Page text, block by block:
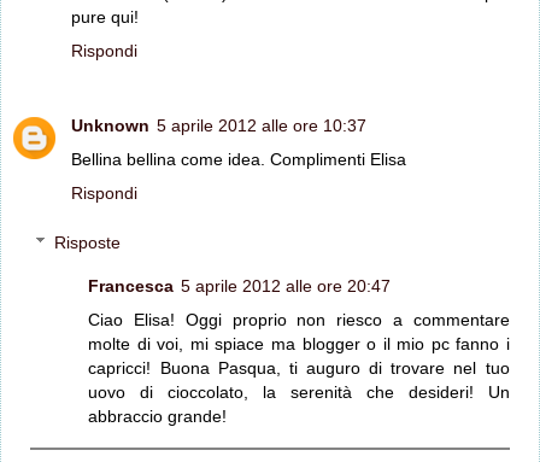
pure qui!
Rispondi
Unknown 5 aprile 2012 alle ore 10:37
Bellina bellina come idea. Complimenti Elisa
Rispondi
Risposte
Francesca 5 aprile 2012 alle ore 20:47
Ciao Elisa! Oggi proprio non riesco a commentare
molte di voi, mi spiace ma blogger o il mio pc fanno i
capricci! Buona Pasqua, ti auguro di trovare nel tuo
uovo di cioccolato, la serenità che desideri! Un
abbraccio grande!